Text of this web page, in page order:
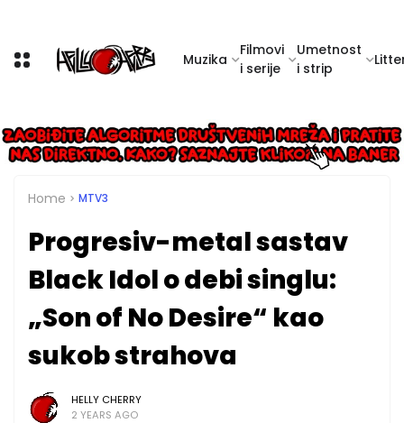
Muzika
Filmovi
i serije
Umetnost
i strip
Home MTV3
Progresiv-metal sastav
Black Idol o debi singlu:
„Son of No Desire“ kao
sukob strahova
HELLY CHERRY
2 YEARS AGO